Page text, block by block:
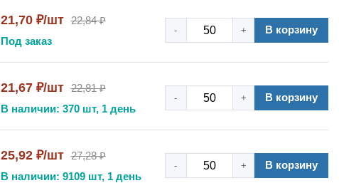
21,70 ₽/шт 22,84 ₽
Под заказ
- + В корзину
21,67 ₽/шт 22,81 ₽
В наличии: 370 шт, 1 день
- + В корзину
25,92 ₽/шт 27,28 ₽
В наличии: 9109 шт, 1 день
- + В корзину